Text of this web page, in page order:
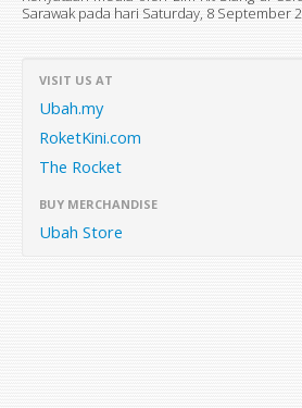
Sarawak pada hari Saturday, 8 September
VISIT US AT
Ubah.my
RoketKini.com
The Rocket
BUY MERCHANDISE
Ubah Store